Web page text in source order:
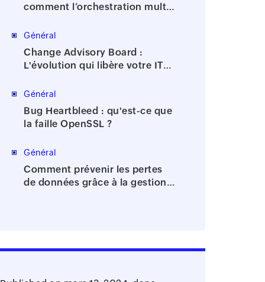
comment l’orchestration multi-
des incidents
Général
Change Advisory Board :
L'évolution qui libère votre IT
Général
Bug Heartbleed : qu'est-ce que
la faille OpenSSL ?
Général
Comment prévenir les pertes
de données grâce à la gestion